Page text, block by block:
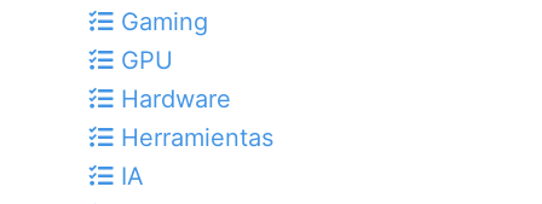
Gaming
GPU
Hardware
Herramientas
IA